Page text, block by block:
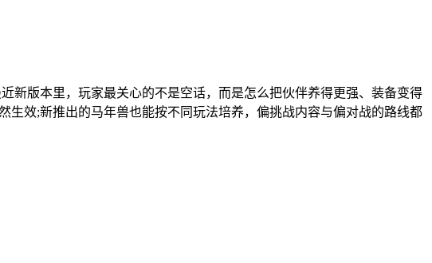
版本里，玩家最关心的不是空话，而是怎么把伙伴养得更强、装备变得
效;新推出的马年兽也能按不同玩法培养，偏挑战内容与偏对战的路线都